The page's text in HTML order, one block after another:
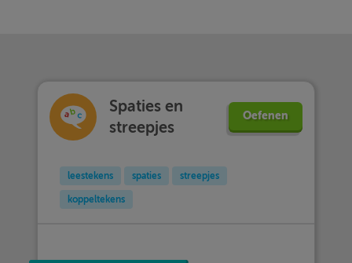
Spaties en
streepjes
Oefenen
leestekens spaties streepjes
koppeltekens